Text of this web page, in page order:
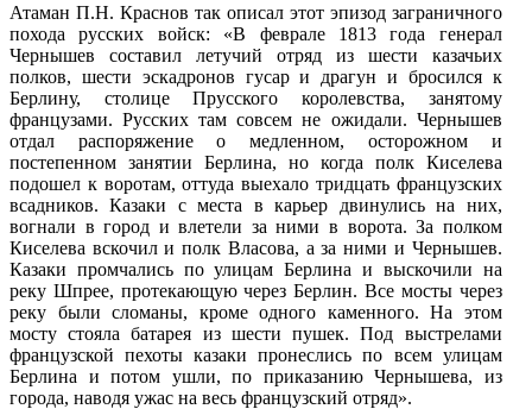
Атаман П.Н. Краснов так описал этот эпизод заграничного
похода русских войск: «В феврале 1813 года генерал
Чернышев составил летучий отряд из шести казачьих
полков, шести эскадронов гусар и драгун и бросился к
Берлину, столице Прусского королевства, занятому
французами. Русских там совсем не ожидали. Чернышев
отдал распоряжение о медленном, осторожном и
постепенном занятии Берлина, но когда полк Киселева
подошел к воротам, оттуда выехало тридцать французских
всадников. Казаки с места в карьер двинулись на них,
вогнали в город и влетели за ними в ворота. За полком
Киселева вскочил и полк Власова, а за ними и Чернышев.
Казаки промчались по улицам Берлина и выскочили на
реку Шпрее, протекающую через Берлин. Все мосты через
реку были сломаны, кроме одного каменного. На этом
мосту стояла батарея из шести пушек. Под выстрелами
французской пехоты казаки пронеслись по всем улицам
Берлина и потом ушли, по приказанию Чернышева, из
города, наводя ужас на весь французский отряд».